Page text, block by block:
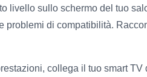
livello sullo schermo del tuo
problemi di compatibilità.
collega il tuo smart